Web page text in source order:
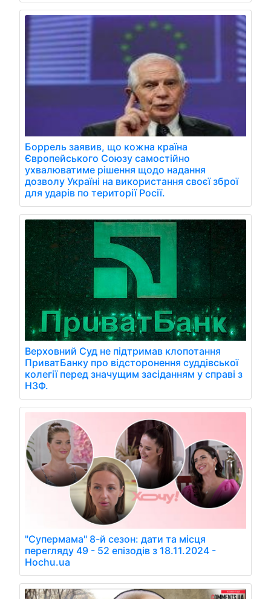
Боррель заявив, що кожна країна
Європейського Союзу самостійно
ухвалюватиме рішення щодо надання
дозволу Україні на використання своєї зброї
для ударів по території Росії.
Верховний Суд не підтримав клопотання
ПриватБанку про відсторонення суддівської
колегії перед значущим засіданням у справі з
НЗФ.
"Супермама" 8-й сезон: дати та місця
перегляду 49 - 52 епізодів з 18.11.2024 -
Hochu.ua